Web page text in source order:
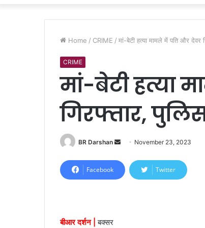
Home / CRIME / मां-बेटी हत्या मामले में पति और
CRIME
मां-बेटी हत्या
गिरफ्तार,
BR Darshan
n
d
November 23, 2023
Facebook Twitter
बीआर दर्शन | बक्सर